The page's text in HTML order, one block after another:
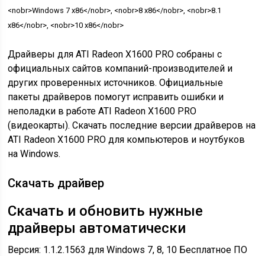
<nobr>Windows 7 x86</nobr>, <nobr>8 x86</nobr>, <nobr>8.1
x86</nobr>, <nobr>10 x86</nobr>
Драйверы для ATI Radeon X1600 PRO собраны с
официальных сайтов компаний-производителей и
других проверенных источников. Официальные
пакеты драйверов помогут исправить ошибки и
неполадки в работе ATI Radeon X1600 PRO
(видеокарты). Скачать последние версии драйверов на
ATI Radeon X1600 PRO для компьютеров и ноутбуков
на Windows.
Скачать драйвер
Скачать и обновить нужные
драйверы автоматически
Версия: 1.1.2.1563 для Windows 7, 8, 10 Бесплатное ПО